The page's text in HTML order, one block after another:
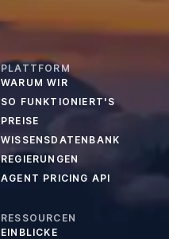
PLATTFORM
WARUM WIR
SO FUNKTIONIERT'S
PREISE
WISSENSDATENBANK
REGIERUNGEN
AGENT PRICING API
RESSOURCEN
EINBLICKE